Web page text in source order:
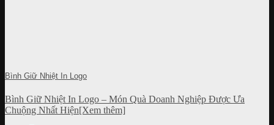
Bình Giữ Nhiệt In Logo
Bình Giữ Nhiệt In Logo – Món Quà Doanh Nghiệp Được Ưa
Chuộng Nhất Hiện[Xem thêm]